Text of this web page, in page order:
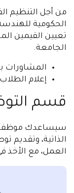
من أجل التنظيم
الحكومية
تعيين القيمين
الجامعة.
المشاورات
إعلام
قسم
سيساعدك موظفو
الذاتية، وتقديم
العمل، مع الأخذ